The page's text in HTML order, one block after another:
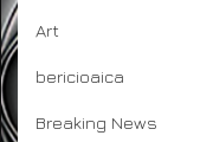
Art
bericioaica
Breaking News